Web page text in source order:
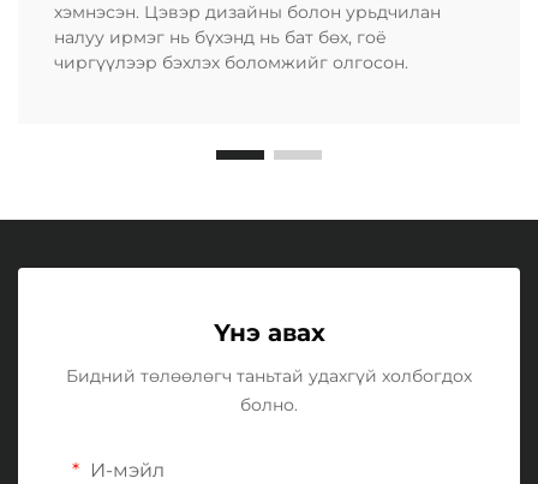
хэмнэсэн. Цэвэр дизайны болон урьдчилан
налуу ирмэг нь бүхэнд нь бат бөх, гоё
чиргүүлээр бэхлэх боломжийг олгосон.
Үнэ авах
Бидний төлөөлөгч таньтай удахгүй холбогдох
болно.
И-мэйл